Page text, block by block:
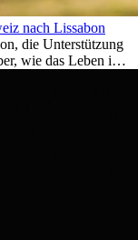
nach Lissabon
die Unterstützung
wie das Leben im